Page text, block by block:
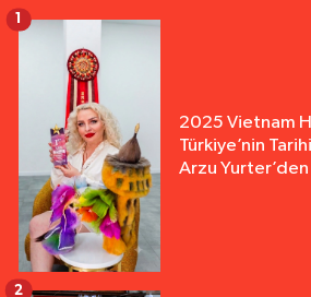
2025 Vietnam
Türkiye’nin
Arzu Yurter’den
1
2